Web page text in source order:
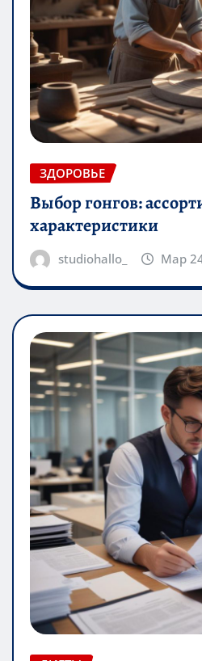
ЗДОРОВЬЕ
Выбор гонгов:
характеристики
studiohallo_ Мар